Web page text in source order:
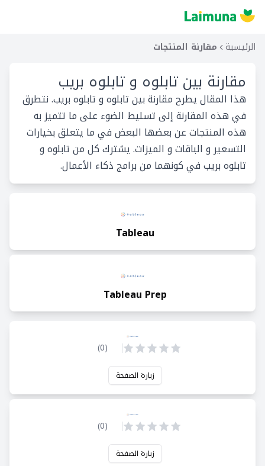
الرئيسية مقارنة المنتجات
مقارنة بينتابلوه و تابلوه بريب
هذا المقال يطرح مقارنة بين تابلوه و تابلوه بريب. نتطرق
في هذه المقارنة إلى تسليط الضوء على ما تتميز به
هذه المنتجات عن بعضها البعض في ما يتعلق بخيارات
التسعير و الباقات و الميزات. يشترك كل من تابلوه و
تابلوه بريب في كونهما من برامج ذكاء الأعمال.
Tableau
Tableau Prep
(
0
)
زيارة الصفحة
(
0
)
زيارة الصفحة